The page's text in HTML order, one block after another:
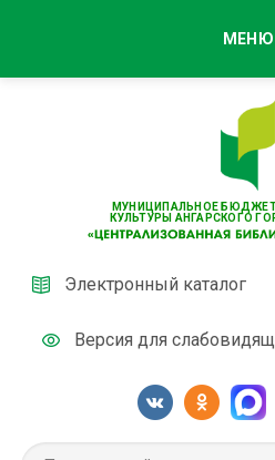
МУНИЦИПАЛЬНОЕ
КУЛЬТУРЫ АНГАРСКОГО
Электронный каталог
Версия для
МЕНЮ